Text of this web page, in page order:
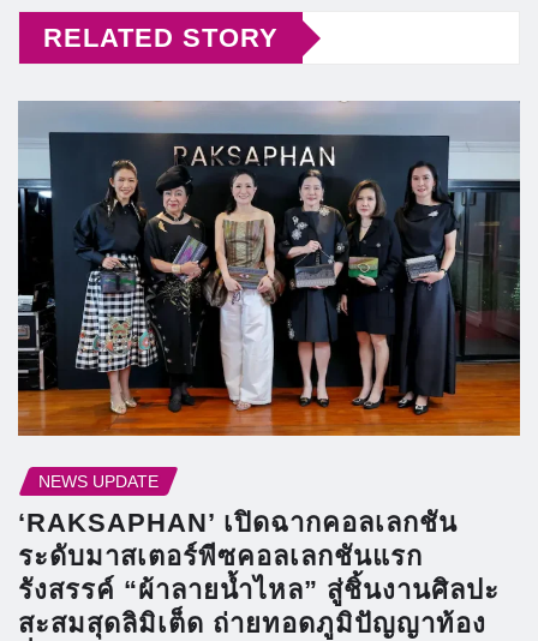
RELATED STORY
NEWS UPDATE
‘RAKSAPHAN’ เปิดฉากคอลเลกชัน
ระดับมาสเตอร์พีซคอลเลกชันแรก
รังสรรค์ “ผ้าลายน้ำไหล” สู่ชิ้นงานศิลปะ
สะสมสุดลิมิเต็ด ถ่ายทอดภูมิปัญญาท้อง